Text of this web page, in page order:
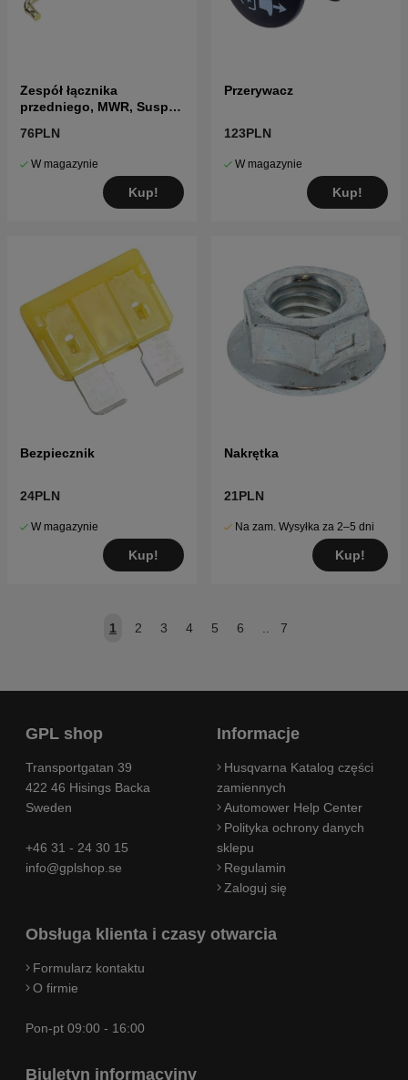
Zespół łącznika
przedniego, MWR, Susp
76PLN
W magazynie
Kup!
Przerywacz
123PLN
W magazynie
Kup!
Bezpiecznik
24PLN
W magazynie
Kup!
Nakrętka
21PLN
Na zam. Wysyłka za 2–5 dni
Kup!
1 2 3 4 5 6 7
GPL shop
Transportgatan 39
422 46 Hisings Backa
Sweden
+46 31 - 24 30 15
info@gplshop.se
Informacje
Husqvarna Katalog części
zamiennych
Automower Help Center
Polityka ochrony danych
sklepu
Regulamin
Zaloguj się
Obsługa klienta i czasy otwarcia
Formularz kontaktu
O firmie
Pon-pt 09:00 - 16:00
Biuletyn informacyjny